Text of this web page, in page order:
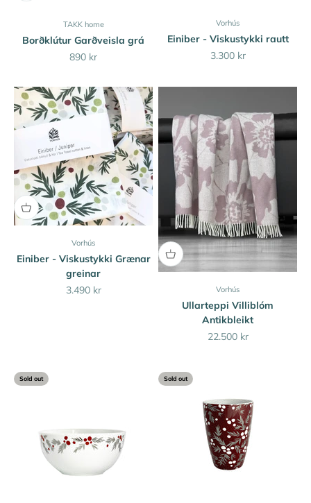
TAKK home
Borðklútur Garðveisla grá
Sale price
890 kr
Vorhús
Einiber - Viskustykki rautt
Sale price
3.300 kr
Vorhús
Einiber - Viskustykki Grænar
greinar
Sale price
3.490 kr Vorhús
Ullarteppi Villiblóm
Antikbleikt
Sale price
22.500 kr
Sold out Sold out